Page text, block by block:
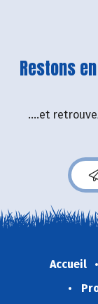
Restons
....et
Accueil